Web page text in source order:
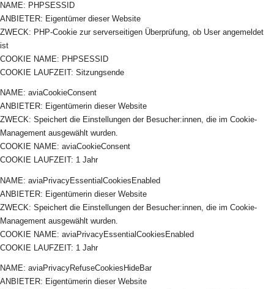
NAME: PHPSESSID
ANBIETER: Eigentümer dieser Website
ZWECK: PHP-Cookie zur serverseitigen Überprüfung, ob User angemeldet
ist
COOKIE NAME: PHPSESSID
COOKIE LAUFZEIT: Sitzungsende
NAME: aviaCookieConsent
ANBIETER: Eigentümerin dieser Website
ZWECK: Speichert die Einstellungen der Besucher:innen, die im Cookie-
Management ausgewählt wurden.
COOKIE NAME: aviaCookieConsent
COOKIE LAUFZEIT: 1 Jahr
NAME: aviaPrivacyEssentialCookiesEnabled
ANBIETER: Eigentümerin dieser Website
ZWECK: Speichert die Einstellungen der Besucher:innen, die im Cookie-
Management ausgewählt wurden.
COOKIE NAME: aviaPrivacyEssentialCookiesEnabled
COOKIE LAUFZEIT: 1 Jahr
NAME: aviaPrivacyRefuseCookiesHideBar
ANBIETER: Eigentümerin dieser Website